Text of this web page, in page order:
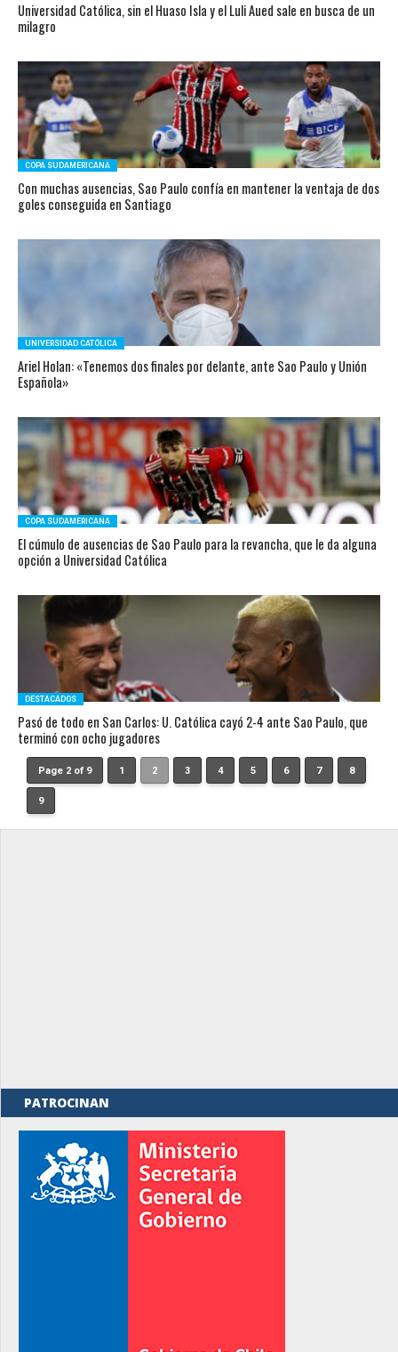
Universidad Católica, sin el Huaso Isla y el Luli Aued sale en busca de un
milagro
COPA SUDAMERICANA
Con muchas ausencias, Sao Paulo confía en mantener la ventaja de dos
goles conseguida en Santiago
UNIVERSIDAD CATÓLICA
Ariel Holan: «Tenemos dos finales por delante, ante Sao Paulo y Unión
Española»
COPA SUDAMERICANA
El cúmulo de ausencias de Sao Paulo para la revancha, que le da alguna
opción a Universidad Católica
DESTACADOS
Pasó de todo en San Carlos: U. Católica cayó 2-4 ante Sao Paulo, que
terminó con ocho jugadores
Page 2 of 9 1 2 3 4 5 6 7 8
9
PATROCINAN